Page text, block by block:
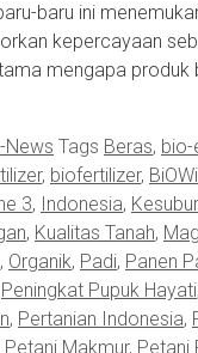
baru ini
kepercayaan
mengapa produk
News Tags Beras, bio-
, biofertilizer,
3, Indonesia,
, Kualitas Tanah,
, Organik, Padi, Panen
Peningkat Pupuk Hayati
, Pertanian Indonesia,
Petani Makmur, Petani